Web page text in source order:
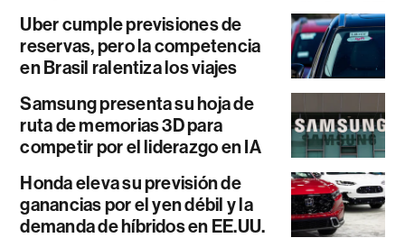
Uber cumple previsiones de
reservas, pero la competencia
en Brasil ralentiza los viajes
Samsung presenta su hoja de
ruta de memorias 3D para
competir por el liderazgo en IA
Honda eleva su previsión de
ganancias por el yen débil y la
demanda de híbridos en EE.UU.